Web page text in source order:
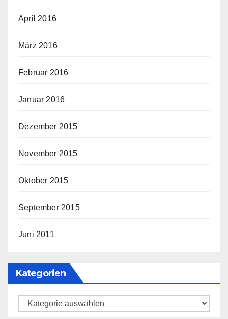
April 2016
März 2016
Februar 2016
Januar 2016
Dezember 2015
November 2015
Oktober 2015
September 2015
Juni 2011
Kategorien
Kategorien